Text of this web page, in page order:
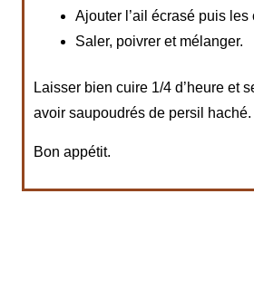
Ajouter l’ail écrasé puis les
Saler, poivrer et mélanger.
Laisser bien cuire 1/4 d’heure et
avoir saupoudrés de persil haché.
Bon appétit.